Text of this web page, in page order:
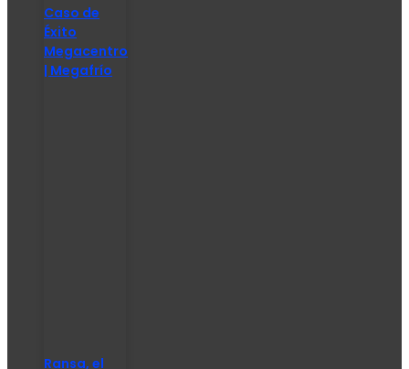
Caso de
Éxito
Megacentro
| Megafrío
Ransa, el